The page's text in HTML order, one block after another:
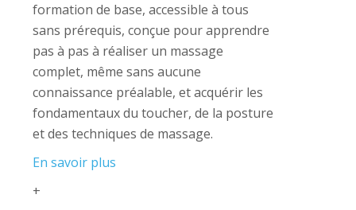
formation de base, accessible à tous
sans prérequis, conçue pour apprendre
pas à pas à réaliser un massage
complet, même sans aucune
connaissance préalable, et acquérir les
fondamentaux du toucher, de la posture
et des techniques de massage.
En savoir plus
+